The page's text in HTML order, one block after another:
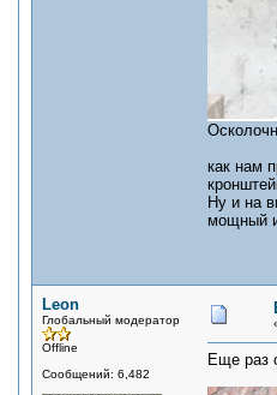
как нам
Ну и на
мощный
Leon
Глобальный модератор
Offline
Сообщений: 6,482
Еще раз